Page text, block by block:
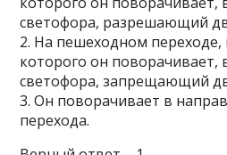
светофора, разрешающий
2. На пешеходном переходе,
которого он поворачивает,
светофора, запрещающий
3. Он поворачивает в
перехода.